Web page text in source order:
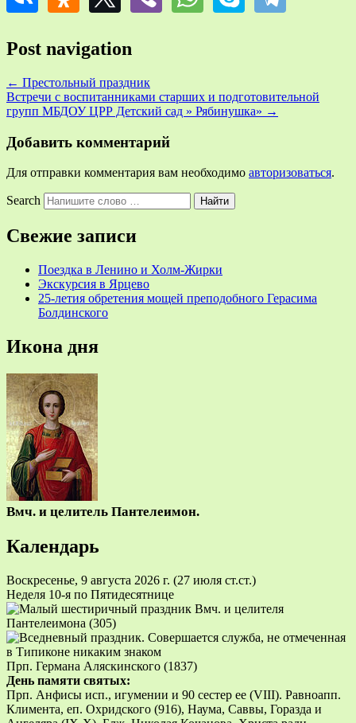
Post navigation
← Престольный праздник
Встречи с воспитанниками старших и подготовительной
групп МБДОУ ЦРР Детский сад » Рябинушка» →
Добавить комментарий
Для отправки комментария вам необходимо авторизоваться.
Search
Свежие записи
Поездка в Ленино и Холм-Жирки
Экскурсия в Ярцево
25-летия обретения мощей преподобного Герасима
Болдинского
Икона дня
Вмч. и целитель Пантелеимон.
Календарь
Воскресенье, 9 августа 2026 г. (27 июля ст.ст.)
Неделя 10-я по Пятидесятнице
Вмч. и целителя
Пантелеимона (305)
Прп. Германа Аляскинского (1837)
День памяти святых:
Прп. Анфисы исп., игумении и 90 сестер ее (VIII). Равноапп.
Климента, еп. Охридского (916), Наума, Саввы, Горазда и